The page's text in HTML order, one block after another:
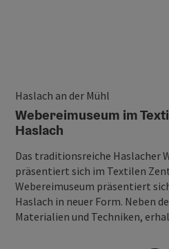
Haslach an der Mühl
Webereimuseum im
Haslach
Das traditionsreiche Haslacher
präsentiert sich im Textilen
Webereimuseum präsentiert
Haslach in neuer Form. Neben
Materialien und Techniken,